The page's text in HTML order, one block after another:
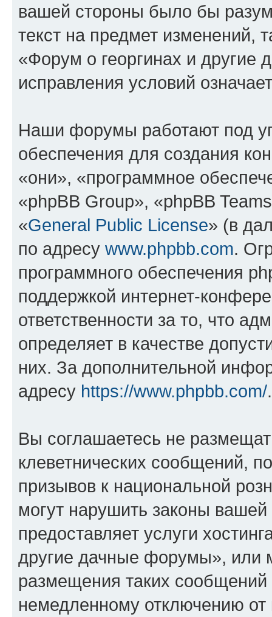
вашей стороны было бы
текст на предмет изменений,
«Форум о георгинах и
исправления условий
Наши форумы работают под
обеспечения для создания
«они», «программное
«phpBB Group», «phpBB
«General Public License» (в
по адресу www.phpbb.com.
программного обеспечения
поддержкой интернет-
ответственности за то, что
определяет в качестве
них. За дополнительной
адресу https://www.phpbb.com/.
Вы соглашаетесь не
клеветнических сообщений,
призывов к национальной
могут нарушить законы
предоставляет услуги
другие дачные форумы», или
размещения таких
немедленному отключению